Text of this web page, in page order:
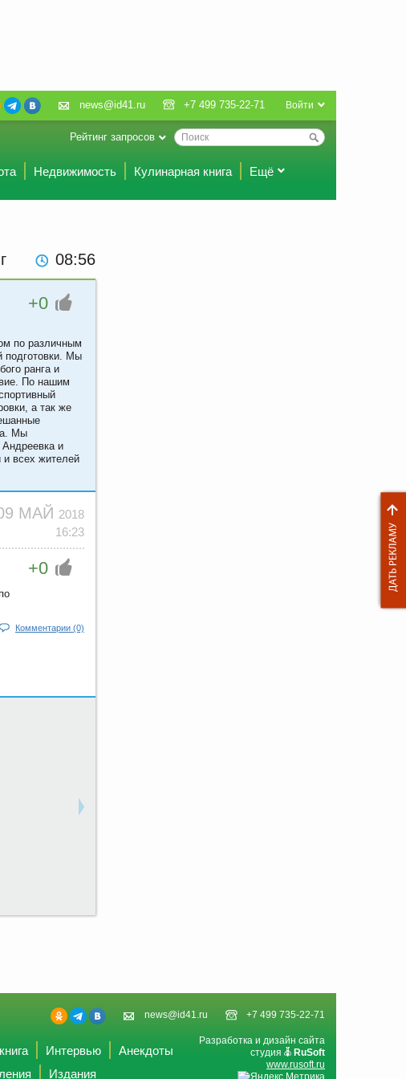
Войти
news@id41.ru +7 499 735-22-71
Рейтинг запросов
Недвижимость Кулинарная книга Ещё
г 08:56
+0
по различным
подготовки. Мы
ранга и
По нашим
а так же
Мы
и
всех жителей
МАЙ 2018
16:23
+0
Комментарии (0)
news@id41.ru +7 499 735-22-71
Разработка и дизайн сайта
студия
RuSoft
www.rusoft.ru
Интервью
Анекдоты
Издания